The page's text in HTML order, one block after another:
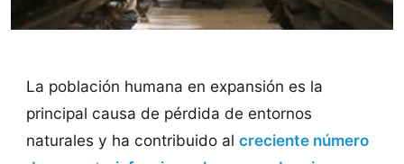
La población humana en expansión es la
principal causa de pérdida de entornos
naturales y ha contribuido al creciente número